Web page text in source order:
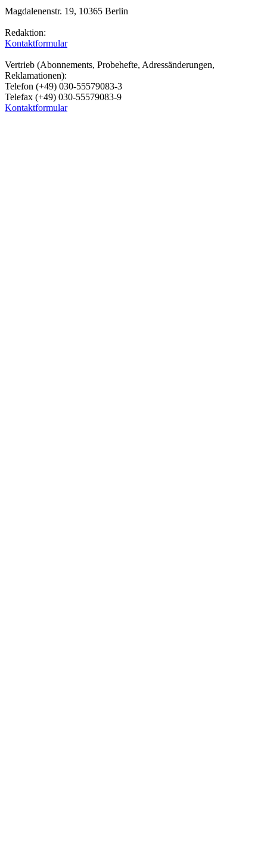
Magdalenenstr. 19, 10365 Berlin
Redaktion:
Kontaktformular
Vertrieb (Abonnements, Probehefte, Adressänderungen,
Reklamationen):
Telefon (+49) 030-55579083-3
Telefax (+49) 030-55579083-9
Kontaktformular